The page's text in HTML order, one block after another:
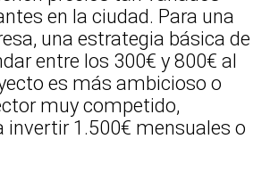
en la ciudad. Para una
una estrategia básica de
entre los 300€ y 800€ al
es más ambicioso o
muy competido,
invertir 1.500€ mensuales o